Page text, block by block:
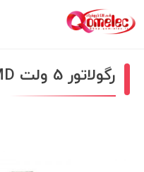
رگولاتور 5 ولت 78L05 SMD